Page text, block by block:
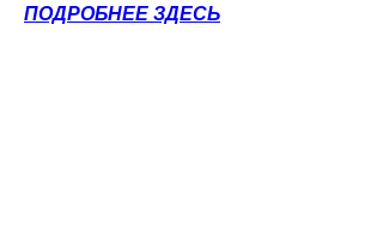
ПОДРОБНЕЕ ЗДЕСЬ